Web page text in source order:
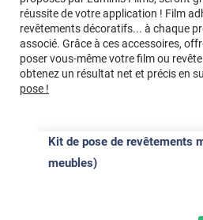
réussite de votre application ! Film
revêtements décoratifs... à chaque
associé. Grâce à ces accessoires,
poser vous-même votre film ou
obtenez un résultat net et précis en
pose !
Kit de pose de revêtements
meubles)